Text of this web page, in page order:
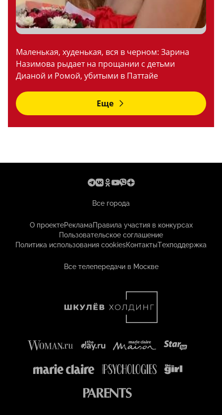
Маленькая, худенькая, вся в черном: Зарина
Назимова рыдает на прощании с детьми
Дианой и Ромой, убитыми в Паттайе
Еще
Все города
О проектеРекламаПравила участия в конкурсах
Пользовательское соглашение
Политика использования cookiesКонтактыТехподдержка
Все телепередачи в Москве